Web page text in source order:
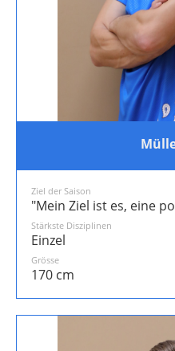
Ziel der Saison
"Mein Ziel ist es, eine
Stärkste Disziplinen
Einzel
Grösse
170 cm